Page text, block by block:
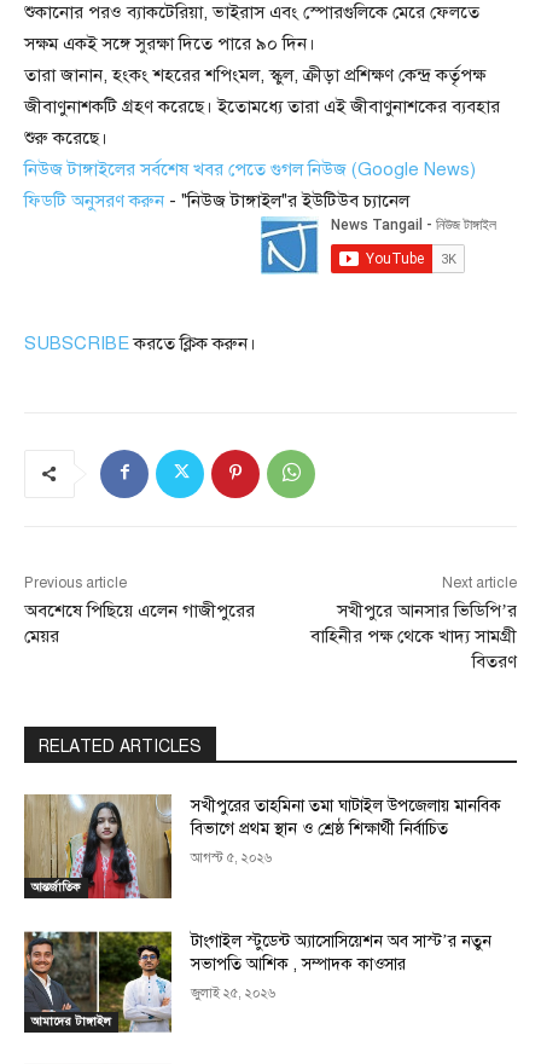
শুকানোর পরও ব্যাকটেরিয়া, ভাইরাস এবং স্পোরগুলিকে মেরে ফেলতে
সক্ষম একই সঙ্গে সুরক্ষা দিতে পারে ৯০ দিন।
তারা জানান, হংকং শহরের শপিংমল, স্কুল, ক্রীড়া প্রশিক্ষণ কেন্দ্র কর্তৃপক্ষ
জীবাণুনাশকটি গ্রহণ করেছে। ইতোমধ্যে তারা এই জীবাণুনাশকের ব্যবহার
শুরু করেছে।
নিউজ টাঙ্গাইলের সর্বশেষ খবর পেতে গুগল নিউজ (Google News)
ফিডটি অনুসরণ করুন - "নিউজ টাঙ্গাইল"র ইউটিউব চ্যানেল
SUBSCRIBEকরতে ক্লিক করুন।
Previous article
অবশেষে পিছিয়ে এলেন গাজীপুরের
মেয়র
Next article
সখীপুরে আনসার ভিডিপি’র
বাহিনীর পক্ষ থেকে খাদ্য সামগ্রী
বিতরণ
RELATED ARTICLES
আন্তর্জাতিক
সখীপুরের তাহমিনা তমা ঘাটাইল উপজেলায় মানবিক
বিভাগে প্রথম স্থান ও শ্রেষ্ঠ শিক্ষার্থী নির্বাচিত
আগস্ট ৫, ২০২৬
আমাদের টাঙ্গাইল
টাংগাইল স্টুডেন্ট অ্যাসোসিয়েশন অব সাস্ট’র নতুন
সভাপতি আশিক , সম্পাদক কাওসার
জুলাই ২৫, ২০২৬